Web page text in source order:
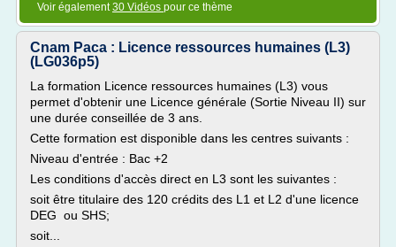
Voir également30 Vidéos pour ce thème
Cnam Paca : Licence ressources humaines (L3)
(LG036p5)
La formation Licence ressources humaines (L3) vous
permet d'obtenir une Licence générale (Sortie Niveau II) sur
une durée conseillée de 3 ans.
Cette formation est disponible dans les centres suivants :
Niveau d'entrée : Bac +2
Les conditions d'accès direct en L3 sont les suivantes :
soit être titulaire des 120 crédits des L1 et L2 d'une licence
DEG ou SHS;
soit...